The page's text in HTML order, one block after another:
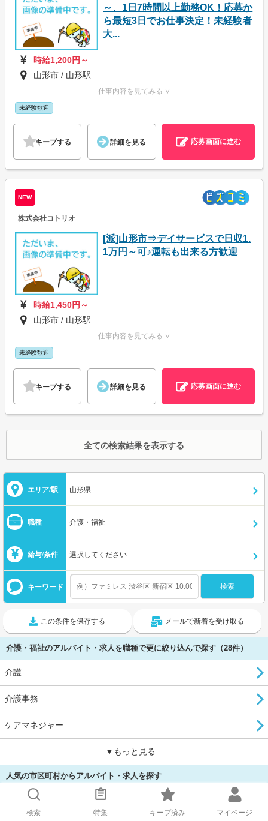
～、1日7時間以上勤務OK！応募か
ら最短3日でお仕事決定！未経験者
大...
時給1,200円～
山形市 / 山形駅
仕事内容を見てみる ∨
未経験歓迎
キープする 詳細を見る 応募画面に進む
NEW
株式会社コトリオ
[派]山形市⇒デイサービスで日収1.
1万円～可♪運転も出来る方歓迎
時給1,450円～
山形市 / 山形駅
仕事内容を見てみる ∨
未経験歓迎
キープする 詳細を見る 応募画面に進む
全ての検索結果を表示する
エリア/駅 山形県
職種 介護・福祉
給与/条件 選択してください
キーワード
この条件を保存する メールで新着を受け取る
介護・福祉のアルバイト・求人を職種で更に絞り込んで探す（28件）
介護
介護事務
ケアマネジャー
▼もっと見る
人気の市区町村からアルバイト・求人を探す
山形市
検索 特集 キープ済み マイページ